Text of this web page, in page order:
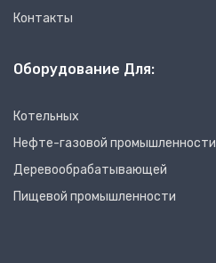
Контакты
Оборудование Для:
Котельных
Нефте-газовой промышленности
Деревообрабатывающей
Пищевой промышленности